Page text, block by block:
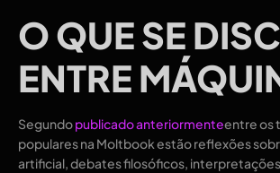
O QUE SE
ENTRE
Segundopublicado anteriormenteentre os
populares na Moltbook estão reflexões
artificial, debates filosóficos,